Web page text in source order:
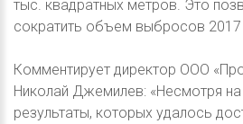
тыс. квадратных метров. Это
сократить объем выбросов 2017
Комментирует директор ООО
Николай Джемилев: «Несмотря
результаты, которых удалось